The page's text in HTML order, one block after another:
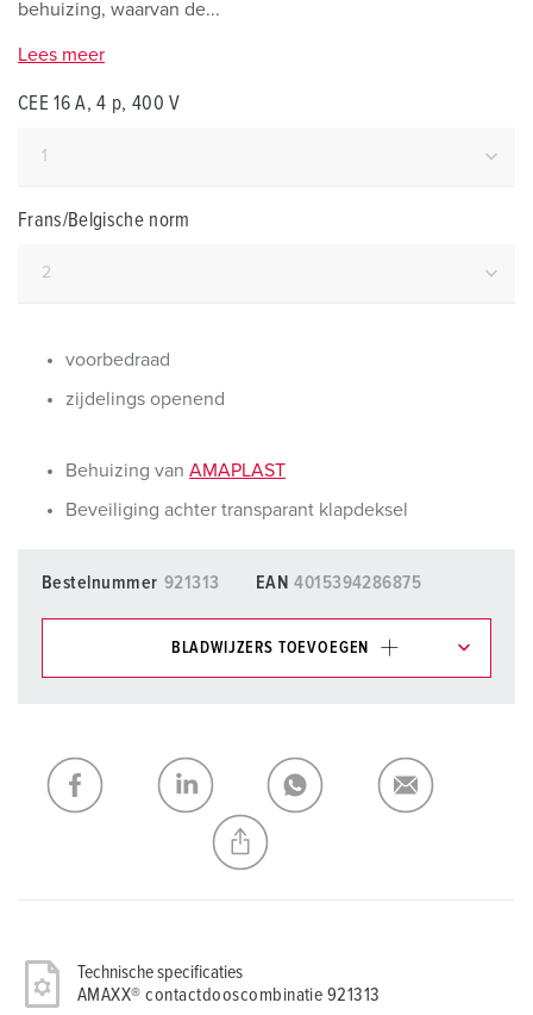
behuizing, waarvan de...
Lees meer
CEE 16 A, 4 p, 400 V
Frans/Belgische norm
voorbedraad
zijdelings openend
Behuizing van AMAPLAST
Beveiliging achter transparant klapdeksel
Bestelnummer 921313 EAN 4015394286875
BLADWIJZERS TOEVOEGEN
Mijn lijst TOEVOEGEN
NIEUW LIJST MAKEN
Technische specificaties
AMAXX® contactdooscombinatie 921313